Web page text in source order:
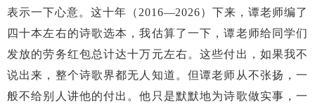
表示一下心意。这十年（2016—2026）下来，谭老师编了
四十本左右的诗歌选本，我估算了一下，谭老师给同学们
发放的劳务红包总计达十万元左右。这些付出，如果我不
说出来，整个诗歌界都无人知道。但谭老师从不张扬，一
般不给别人讲他的付出。他只是默默地为诗歌做实事，一